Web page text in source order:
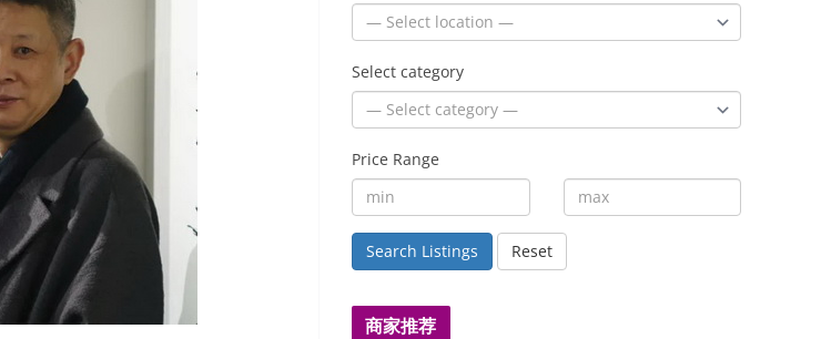
Select category
Price Range
Search Listings Reset
商家推荐